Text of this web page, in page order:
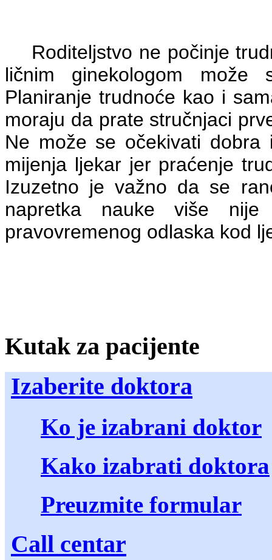
Roditeljstvo ne počinje
ličnim ginekologom može
Planiranje trudnoće kao i
moraju da prate stručnjaci
Ne može se očekivati
mijenja ljekar jer praćenje
Izuzetno je važno da se
napretka nauke više
pravovremenog odlaska kod
Kutak za pacijente
Izaberite doktora
Ko je izabrani doktor
Kako izabrati doktora
Preuzmite formular
Call centar